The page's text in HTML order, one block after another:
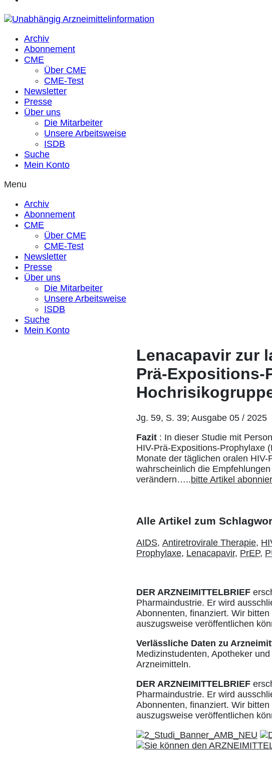
Archiv
Abonnement
CME
Über CME
CME-Test
Newsletter
Presse
Über uns
Die Mitarbeiter
Unsere Arbeitsweise
ISDB
Suche
Mein Konto
Menu
Archiv
Abonnement
CME
Über CME
CME-Test
Newsletter
Presse
Über uns
Die Mitarbeiter
Unsere Arbeitsweise
ISDB
Suche
Mein Konto
Lenacapavir zur
Prä-Expositions-
Jg. 59, S. 39; Ausgabe 05 / 2025
Fazit : In dieser Studie mit
HIV-Prä-Expositions-Prophylaxe
Monate der täglichen oralen
wahrscheinlich die
verändern…..bitte Artikel
Alle Artikel zum
AIDS, Antiretrovirale Therapie,
Prophylaxe, Lenacapavir, PrEP,
DER ARZNEIMITTELBRIEF
Pharmaindustrie. Er wird
Abonnenten, finanziert. Wir
auszugsweise veröffentlichen
Verlässliche Daten zu
Medizinstudenten, Apotheker
Arzneimitteln.
DER ARZNEIMITTELBRIEF
Pharmaindustrie. Er wird
Abonnenten, finanziert. Wir
auszugsweise veröffentlichen